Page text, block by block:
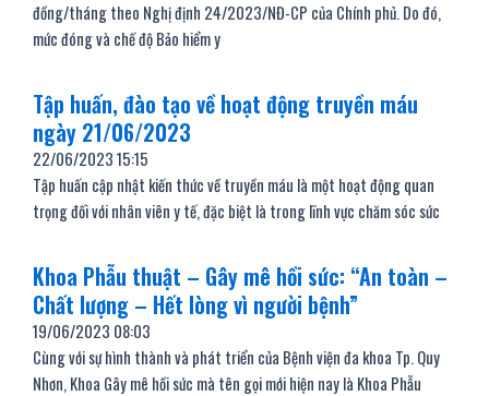
đồng/tháng theo Nghị định 24/2023/NĐ-CP của Chính phủ. Do đó,
mức đóng và chế độ Bảo hiểm y
Tập huấn, đào tạo về hoạt động truyền máu
ngày 21/06/2023
22/06/202315:15
Tập huấn cập nhật kiến thức về truyền máu là một hoạt động quan
trọng đối với nhân viên y tế, đặc biệt là trong lĩnh vực chăm sóc sức
Khoa Phẫu thuật – Gây mê hồi sức: “An toàn –
Chất lượng – Hết lòng vì người bệnh”
19/06/2023 08:03
Cùng với sự hình thành và phát triển của Bệnh viện đa khoa Tp. Quy
Nhơn, Khoa Gây mê hồi sức mà tên gọi mới hiện nay là Khoa Phẫu